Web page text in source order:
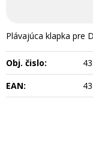
Plávajúca klapka pre
Obj. čislo:
EAN: